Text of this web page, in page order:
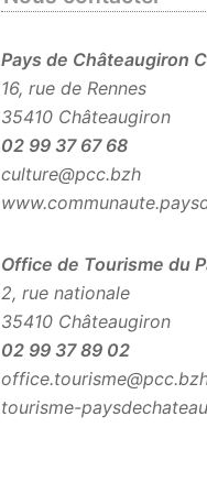
Pays de Châteaugiron
16, rue de Rennes
35410 Châteaugiron
02 99 37 67 68
culture@pcc.bzh
Office de Tourisme du
2, rue nationale
35410 Châteaugiron
02 99 37 89 02
tourisme-